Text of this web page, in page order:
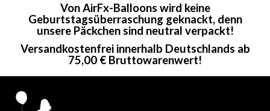
Von AirFx-Balloons wird keine
Geburtstagsüberraschung geknackt, denn
unsere Päckchen sind neutral verpackt!
Versandkostenfrei innerhalb Deutschlands ab
75,00 € Bruttowarenwert!